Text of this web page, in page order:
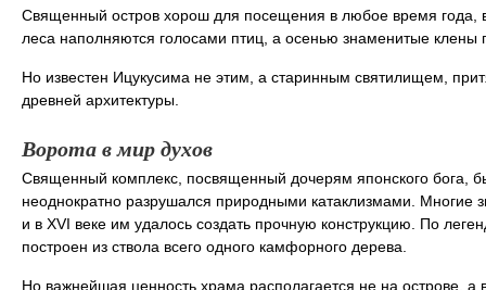
Священный остров хорош для посещения в любое время года,
леса наполняются голосами птиц, а осенью знаменитые
Но известен Ицукусима не этим, а старинным святилищем,
древней архитектуры.
Ворота в мир духов
Священный комплекс, посвященный дочерям японского бога,
неоднократно разрушался природными катаклизмами. Многие
и в XVI веке им удалось создать прочную конструкцию. По
построен из ствола всего одного камфорного дерева.
Но важнейшая ценность храма располагается не на острове,